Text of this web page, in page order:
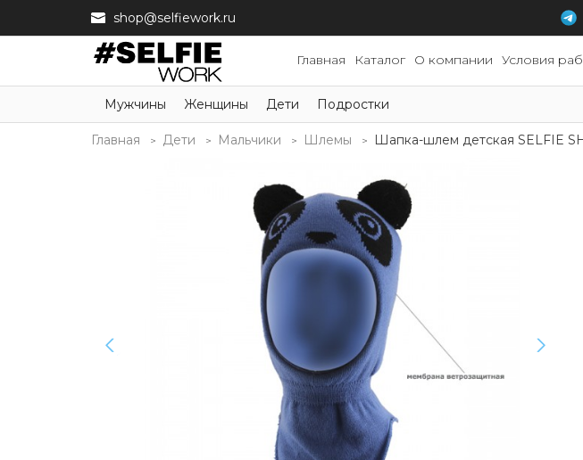
shop@selfiework.ru
Главная Каталог О компании Условия
Мужчины Женщины Дети Подростки
Главная Дети Мальчики Шлемы Шапка-шлем детская SELFIE